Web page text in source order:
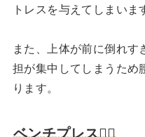
トレスを与えてしまいま
また、上体が前に倒れ
担が集中してしまうため
ります。
ベンチプレス🏋️‍♂️